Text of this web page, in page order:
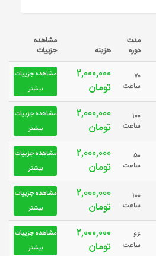
مدت
دوره
هزینه
مشاهده
جزییات
۷۰
ساعت
۲,۰۰۰,۰۰۰
تومان
مشاهده جزییات
بیشتر
۱۰۰
ساعت
۲,۰۰۰,۰۰۰
تومان
مشاهده جزییات
بیشتر
۵۰
ساعت
۲,۰۰۰,۰۰۰
تومان
مشاهده جزییات
بیشتر
۱۰۰
ساعت
۲,۰۰۰,۰۰۰
تومان
مشاهده جزییات
بیشتر
۶۶
ساعت
۲,۰۰۰,۰۰۰
تومان
مشاهده جزییات
بیشتر